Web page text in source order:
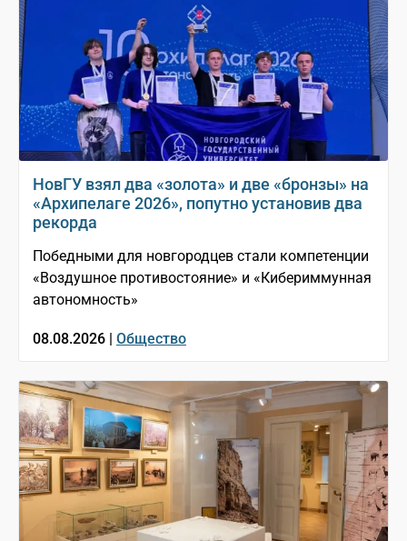
НовГУ взял два «золота» и две «бронзы» на
«Архипелаге 2026», попутно установив два
рекорда
Победными для новгородцев стали компетенции
«Воздушное противостояние» и «Кибериммунная
автономность»
08.08.2026 | Общество